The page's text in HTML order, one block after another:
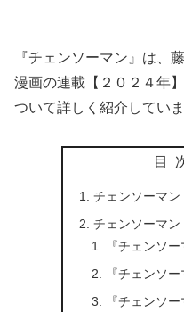
『チェンソーマン』は、
漫画の連載【２０２４年
ついて詳しく紹介してい
目
チェンソーマン
チェンソーマ
『チェンソ
『チェンソ
『チェンソ